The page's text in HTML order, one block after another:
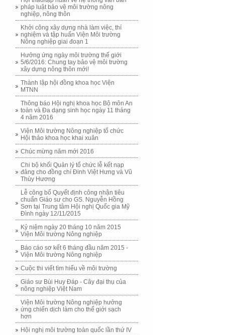
pháp luật bảo vệ môi trường nông
nghiệp, nông thôn
Khởi công xây dựng nhà làm việc, thí
nghiệm và tập huấn Viện Môi trường
Nông nghiệp giai đoạn 1
Hưởng ứng ngày môi trường thế giới
5/6/2016: Chung tay bảo vệ môi trường
xây dựng nông thôn mới!
Thành lập hội đồng khoa học Viện
MTNN
Thông báo Hội nghị khoa học Bộ môn An
toàn và Đa dạng sinh học ngày 11 tháng
4 năm 2016
Viện Môi trường Nông nghiệp tổ chức
Hội thảo khoa học khai xuân
Chúc mừng năm mới 2016
Chi bộ khối Quản lý tổ chức lễ kết nạp
đảng cho đồng chí Đinh Việt Hưng và Vũ
Thùy Hương
Lễ công bố Quyết định công nhận tiêu
chuẩn Giáo sư cho GS. Nguyễn Hồng
Sơn tại Trung tâm Hội nghị Quốc gia Mỹ
Đình ngày 12/11/2015
Kỷ niệm ngày 20 tháng 10 năm 2015
Viện Môi trường Nông nghiệp
Báo cáo sơ kết 6 tháng đầu năm 2015 -
Viện Môi trường Nông nghiệp
Cuộc thi viết tìm hiểu về môi trường
Giáo sư Bùi Huy Đáp - Cây đại thụ của
nông nghiệp Việt Nam
Viện Môi trường Nông nghiệp hưởng
ứng chiến dịch làm cho thế giới sạch
hơn
Hội nghị môi trường toàn quốc lần thứ IV